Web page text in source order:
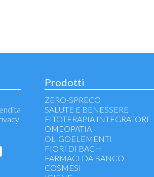
Prodotti
ZERO-SPRECO
SALUTE E BENESSERE
FITOTERAPIA INTEGRATORI
OMEOPATIA
Voce, gola, vie respiratorie,
Allergie
Benessere stomaco e intestino
Difese e immunostimolanti
OLIGOELEMENTI
FIORI DI BACH
FARMACI DA BANCO
COSMESI